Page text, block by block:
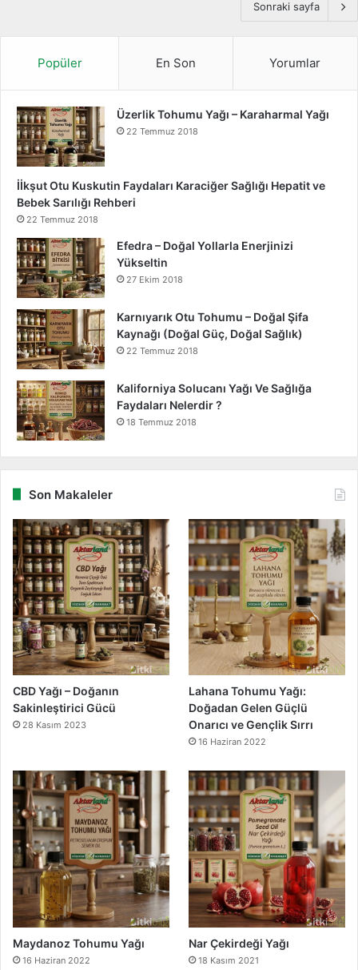
Sonraki sayfa
Popüler En Son Yorumlar
Üzerlik Tohumu Yağı – Karaharmal Yağı
22 Temmuz 2018
İİkşut Otu Kuskutin Faydaları Karaciğer Sağlığı Hepatit ve
Bebek Sarılığı Rehberi
22 Temmuz 2018
Efedra – Doğal Yollarla Enerjinizi
Yükseltin
27 Ekim 2018
Karnıyarık Otu Tohumu – Doğal Şifa
Kaynağı (Doğal Güç, Doğal Sağlık)
22 Temmuz 2018
Kaliforniya Solucanı Yağı Ve Sağlığa
Faydaları Nelerdir ?
18 Temmuz 2018
Son Makaleler
CBD Yağı – Doğanın
Sakinleştirici Gücü
28 Kasım 2023
Lahana Tohumu Yağı:
Doğadan Gelen Güçlü
Onarıcı ve Gençlik Sırrı
16 Haziran 2022
Maydanoz Tohumu Yağı
16 Haziran 2022
Nar Çekirdeği Yağı
18 Kasım 2021